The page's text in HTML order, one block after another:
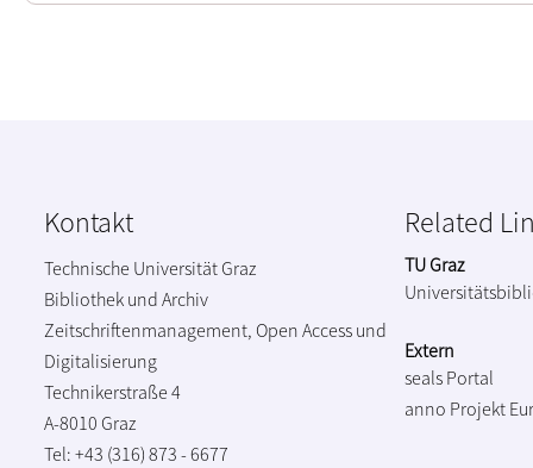
Kontakt
Technische Universität Graz
Bibliothek und Archiv
Zeitschriftenmanagement, Open Access und
Digitalisierung
Technikerstraße 4
A-8010 Graz
Tel: +43 (316) 873 - 6677
Related
TU Graz
Extern
seals Portal
anno Projekt